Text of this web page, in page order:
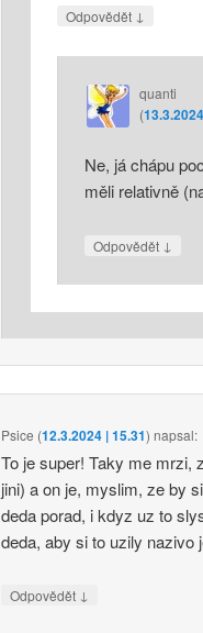
Odpovědět ↓
quanti
(
Ne, já chápu
měli relativně
Odpovědět ↓
Psice (12.3.2024 | 15.31)napsal:
To je super! Taky me mrzi,
jini) a on je, myslim, ze by
deda porad, i kdyz uz to
deda, aby si to uzily nazivo
Odpovědět ↓